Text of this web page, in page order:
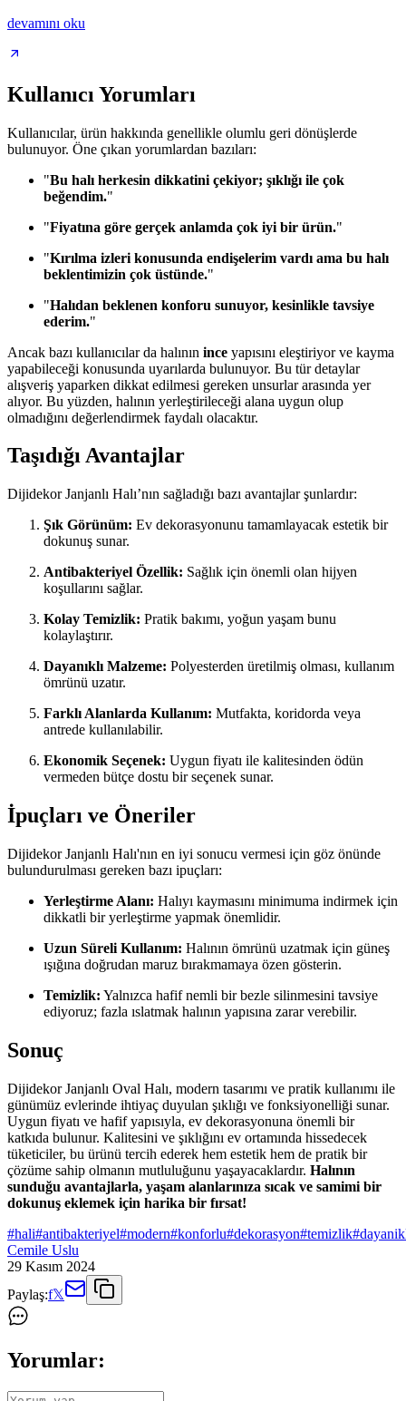
devamını oku
Kullanıcı Yorumları
Kullanıcılar, ürün hakkında genellikle olumlu geri dönüşlerde
bulunuyor. Öne çıkan yorumlardan bazıları:
"Bu halı herkesin dikkatini çekiyor; şıklığı ile çok
beğendim."
"Fiyatına göre gerçek anlamda çok iyi bir ürün."
"Kırılma izleri konusunda endişelerim vardı ama bu halı
beklentimizin çok üstünde."
"Halıdan beklenen konforu sunuyor, kesinlikle tavsiye
ederim."
Ancak bazı kullanıcılar da halının ince yapısını eleştiriyor ve kayma
yapabileceği konusunda uyarılarda bulunuyor. Bu tür detaylar
alışveriş yaparken dikkat edilmesi gereken unsurlar arasında yer
alıyor. Bu yüzden, halının yerleştirileceği alana uygun olup
olmadığını değerlendirmek faydalı olacaktır.
Taşıdığı Avantajlar
Dijidekor Janjanlı Halı’nın sağladığı bazı avantajlar şunlardır:
Şık Görünüm: Ev dekorasyonunu tamamlayacak estetik bir
dokunuş sunar.
Antibakteriyel Özellik: Sağlık için önemli olan hijyen
koşullarını sağlar.
Kolay Temizlik: Pratik bakımı, yoğun yaşam bunu
kolaylaştırır.
Dayanıklı Malzeme: Polyesterden üretilmiş olması, kullanım
ömrünü uzatır.
Farklı Alanlarda Kullanım: Mutfakta, koridorda veya
antrede kullanılabilir.
Ekonomik Seçenek: Uygun fiyatı ile kalitesinden ödün
vermeden bütçe dostu bir seçenek sunar.
İpuçları ve Öneriler
Dijidekor Janjanlı Halı'nın en iyi sonucu vermesi için göz önünde
bulundurulması gereken bazı ipuçları:
Yerleştirme Alanı: Halıyı kaymasını minimuma indirmek için
dikkatli bir yerleştirme yapmak önemlidir.
Uzun Süreli Kullanım: Halının ömrünü uzatmak için güneş
ışığına doğrudan maruz bırakmamaya özen gösterin.
Temizlik: Yalnızca hafif nemli bir bezle silinmesini tavsiye
ediyoruz; fazla ıslatmak halının yapısına zarar verebilir.
Sonuç
Dijidekor Janjanlı Oval Halı, modern tasarımı ve pratik kullanımı ile
günümüz evlerinde ihtiyaç duyulan şıklığı ve fonksiyonelliği sunar.
Uygun fiyatı ve hafif yapısıyla, ev dekorasyonuna önemli bir
katkıda bulunur. Kalitesini ve şıklığını ev ortamında hissedecek
tüketiciler, bu ürünü tercih ederek hem estetik hem de pratik bir
çözüme sahip olmanın mutluluğunu yaşayacaklardır. Halının
sunduğu avantajlarla, yaşam alanlarınıza sıcak ve samimi bir
dokunuş eklemek için harika bir fırsat!
#hali#antibakteriyel#modern#konforlu#dekorasyon#temizlik#
Cemile Uslu
29 Kasım 2024
Paylaş:f𝕏
Yorumlar: